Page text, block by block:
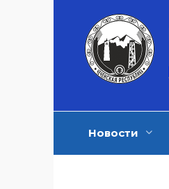
Новости